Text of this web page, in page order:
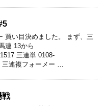
買い目決めました。 まず、三
連 13から
三連単 0108-
三連複フォーメー …
戦